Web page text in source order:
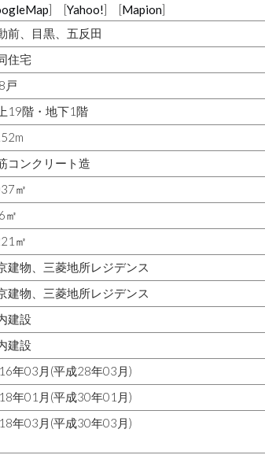
] [Yahoo!] [Mapion]
前、目黒、五反田
住宅
戸
19階・地下1階
コンクリート造
㎡
㎡
㎡
建物、三菱地所レジデンス
建物、三菱地所レジデンス
建設
建設
年03月(平成28年03月)
年01月(平成30年01月)
年03月(平成30年03月)